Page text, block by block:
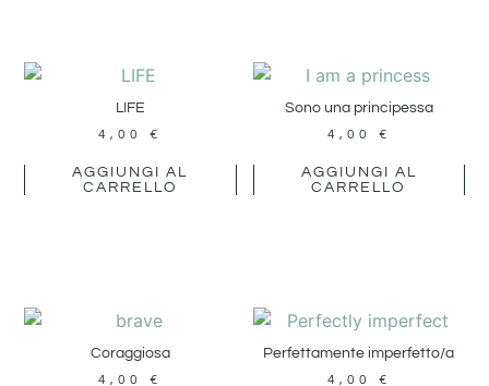
LIFE
4,00€
AGGIUNGI AL
CARRELLO
Sono una principessa
4,00 €
AGGIUNGI AL
CARRELLO
Coraggiosa
4,00€
Perfettamente imperfetto/a
4,00 €